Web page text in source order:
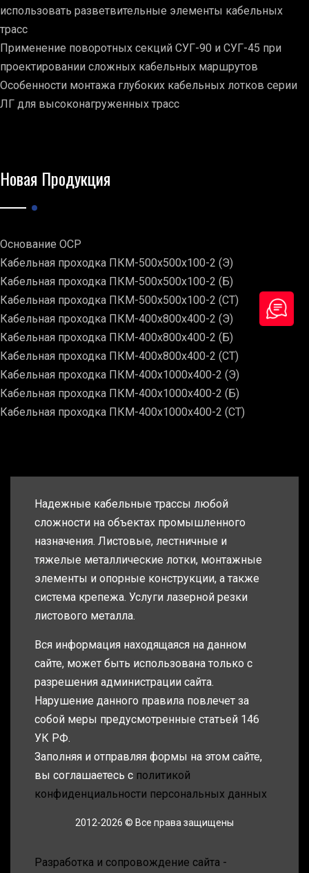
использовать разветвительные элементы кабельных
трасс
Применение поворотных секций СУГ-90 и СУГ-45 при
проектировании сложных кабельных маршрутов
Особенности монтажа глубоких кабельных лотков серии
ЛГ для высоконагруженных трасс
Новая Продукция
Основание ОСР
Кабельная проходка ПКМ-500х500х100-2 (Э)
Кабельная проходка ПКМ-500х500х100-2 (Б)
Кабельная проходка ПКМ-500х500х100-2 (СТ)
Кабельная проходка ПКМ-400х800х400-2 (Э)
Кабельная проходка ПКМ-400х800х400-2 (Б)
Кабельная проходка ПКМ-400х800х400-2 (СТ)
Кабельная проходка ПКМ-400х1000х400-2 (Э)
Кабельная проходка ПКМ-400х1000х400-2 (Б)
Кабельная проходка ПКМ-400х1000х400-2 (СТ)
Надежные кабельные трассы любой
сложности на объектах промышленного
назначения. Листовые, лестничные и
тяжелые металлические лотки, монтажные
элементы и опорные конструкции, а также
система крепежа. Услуги лазерной резки
листового металла.
Вся информация находящаяся на данном
сайте, может быть использована только с
разрешения администрации сайта.
Нарушение данного правила повлечет за
собой меры предусмотренные статьей 146
УК РФ.
Заполняя и отправляя формы на этом сайте,
вы соглашаетесь с политикой
конфиденциальности персональных данных
2012-2026 © Все права защищены
Разработка и сопровождение сайта -